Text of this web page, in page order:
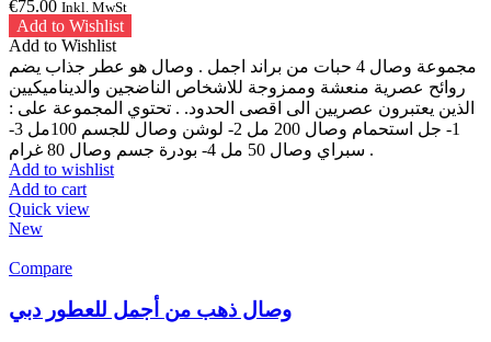
chosen
on
the
product
page
€75.00 Inkl. MwSt
Add to Wishlist
Add to Wishlist
مجموعة وصال 4 حبات من براند اجمل . وصال هو عطر جذاب يضم
روائح عصرية منعشة وممزوجة للاشخاص الناضجين والديناميكيين
الذين يعتبرون عصريين الى اقصى الحدود. . تحتوي المجموعة على :
1- جل استحمام وصال 200 مل 2- لوشن وصال للجسم 100مل 3-
سبراي وصال 50 مل 4- بودرة جسم وصال 80 غرام .
Add to wishlist
Add to cart
Quick view
New
Compare
وصال ذهب من أجمل للعطور دبي